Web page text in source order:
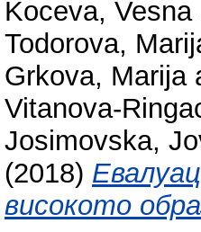
Koceva, Vesna
Todorova,
Grkova, Marija
Vitanova-
Josimovska,
(2018)
високото